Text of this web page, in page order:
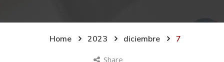
Home 2023 diciembre 7
Share